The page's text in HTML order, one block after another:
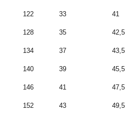
122 33 41
128 35 42,5
134 37 43,5
140 39 45,5
146 41 47,5
152 43 49,5